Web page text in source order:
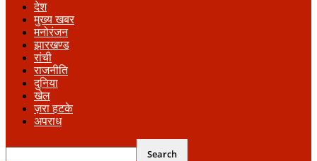
देश
मुख्य खबर
मनोरंजन
झारखण्ड
रांची
राजनीति
दुनिया
खेल
ज़रा हटके
अपराध